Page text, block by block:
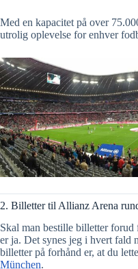
Med en kapacitet på over
utrolig oplevelse for enhver
2. Billetter til Allianz Arena
Skal man bestille billetter
er ja. Det synes jeg i hvert fald
billetter på forhånd er, at du
München.